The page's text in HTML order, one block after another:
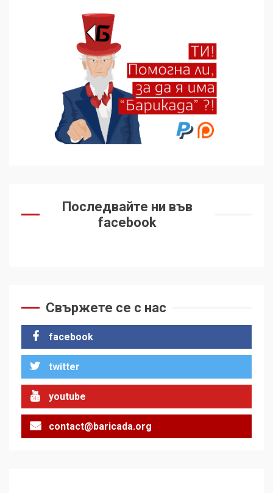
Последвайте ни във
facebook
Свържете се с нас
facebook
twitter
youtube
contact@baricada.org